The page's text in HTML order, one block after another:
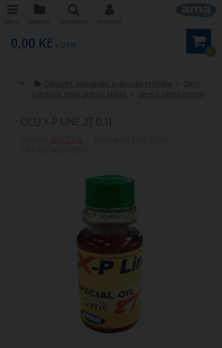
0
0,00 Kč s DPH
Zahradní, komunální a dílenská technika
Oleje
a maziva, lepící gely na pláště
oleje 2-taktní motory
OLEJ X-P LINE 2T 0,1L
Výrobce:AMA S.p.A.
Menu Kategorie Vyhledávání Přihlášení